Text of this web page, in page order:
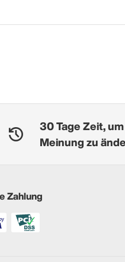
30 Tage Zeit,
Meinung zu
Zahlung